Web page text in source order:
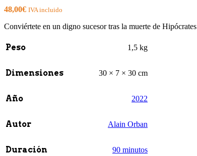
48,00€ IVA incluido
Conviértete en un digno sucesor tras la muerte de Hipócrates
Peso 1,5 kg
Dimensiones 30 × 7 × 30 cm
Año 2022
Autor Alain Orban
Duración 90 minutos